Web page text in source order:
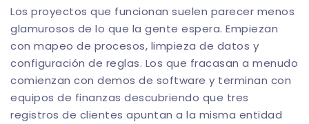
Los proyectos que funcionan suelen parecer menos
glamurosos de lo que la gente espera. Empiezan
con mapeo de procesos, limpieza de datos y
configuración de reglas. Los que fracasan a menudo
comienzan con demos de software y terminan con
equipos de finanzas descubriendo que tres
registros de clientes apuntan a la misma entidad